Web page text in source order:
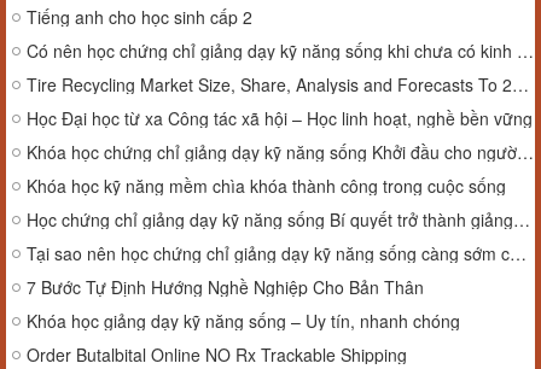
Tiếng anh cho học sinh cấp 2
Có nên học chứng chỉ giảng dạy kỹ năng sống khi chưa có kinh nghiệm sư phạm?
Tire Recycling Market Size, Share, Analysis and Forecasts To 2033
Học Đại học từ xa Công tác xã hội – Học linh hoạt, nghề bền vững
Khóa học chứng chỉ giảng dạy kỹ năng sống Khởi đầu cho người yêu giáo dục
Khóa học kỹ năng mềm chìa khóa thành công trong cuộc sống
Học chứng chỉ giảng dạy kỹ năng sống Bí quyết trở thành giảng viên chuyên nghiệp
Tại sao nên học chứng chỉ giảng dạy kỹ năng sống càng sớm càng tốt?
7 Bước Tự Định Hướng Nghề Nghiệp Cho Bản Thân
Khóa học giảng dạy kỹ năng sống – Uy tín, nhanh chóng
Order Butalbital Online NO Rx Trackable Shipping